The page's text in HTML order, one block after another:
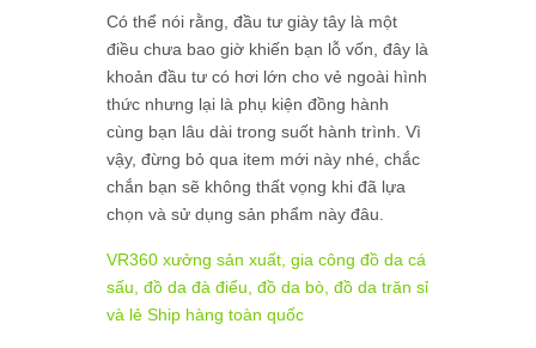
Có thể nói rằng, đầu tư giày tây là một
điều chưa bao giờ khiến bạn lỗ vốn, đây là
khoản đầu tư có hơi lớn cho vẻ ngoài hình
thức nhưng lại là phụ kiện đồng hành
cùng bạn lâu dài trong suốt hành trình. Vì
vậy, đừng bỏ qua item mới này nhé, chắc
chắn bạn sẽ không thất vọng khi đã lựa
chọn và sử dụng sản phẩm này đâu.
VR360 xưởng sản xuất, gia công đồ da cá
sấu, đồ da đà điểu, đồ da bò, đồ da trăn sỉ
và lẻ Ship hàng toàn quốc